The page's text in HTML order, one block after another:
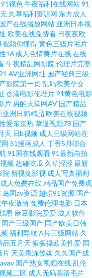
作A级片 91精品天堂 黑丝AV
蕉 国产手机在线播放91 91成
线 色网123 av无码先锋 探花
利社 豆花网站免费在线观看
91香蕉视频18 男人天堂第一
性爱直播 欧美久久一欠 91色
码av 肏屄天堂 先锋av最新 国
美激情24P 91蜜桃短视频 欧
播放人妻 91传媒新数字化 九
传媒视频 九一黄色大雷黑丝
av 婷婷五月花 肏屄人人人 污
91视色午夜福利在线网站91
久草福利资源网 东方成人
国产在线播放网站 亚洲日本视
欧美在线免费看 日夜夜欧
视频你懂得黄色三级片毛片
16 成人色情黄片在线在线
午夜精品网影院 伦理片完整
AV亚洲网址 国产经典三级
影院第一页乱码欧美孕交
香港电影伦理片91黄色电影
片 男的天堂网AV 国产精品
亚洲日韩精品 欧美在线视频
爱东京热草逼视频78 国产
天 日b视频 成人三级网站在
51漫画成人 丁香5月综合
91国在线观看91最新自拍
频 超碰吃瓜 久草涩涩 最新
院 新视觉影视 成人写真福利
成人免费在线精品国产免费观
岛国av资源 超碰91资源 国产
夜激情免费伦理电影 日本
看 麻豆影院爱爱 成人软件
国产三级国产 国产欧美日韩
福利导航 A片三级网站 久
品五月天 狠狠操欧美性爱 国
片 天美果冻传媒 久久国产成
国产熟女视频在线乱伦
频二区 成人无码高清毛片